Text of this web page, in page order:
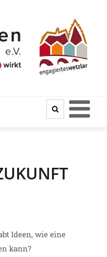
Ideen, wie eine
kann?